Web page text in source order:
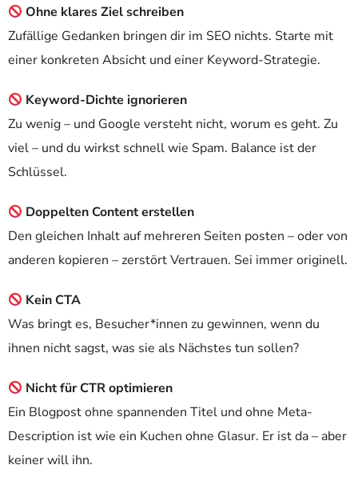
Ohne klares Ziel schreiben
Zufällige Gedanken bringen dir im SEO nichts. Starte mit
einer konkreten Absicht und einer Keyword-Strategie.
Keyword-Dichte ignorieren
Zu wenig – und Google versteht nicht, worum es geht. Zu
viel – und du wirkst schnell wie Spam. Balance ist der
Schlüssel.
Doppelten Content erstellen
Den gleichen Inhalt auf mehreren Seiten posten – oder von
anderen kopieren – zerstört Vertrauen. Sei immer originell.
Kein CTA
Was bringt es, Besucher*innen zu gewinnen, wenn du
ihnen nicht sagst, was sie als Nächstes tun sollen?
Nicht für CTR optimieren
Ein Blogpost ohne spannenden Titel und ohne Meta-
Description ist wie ein Kuchen ohne Glasur. Er ist da – aber
keiner will ihn.